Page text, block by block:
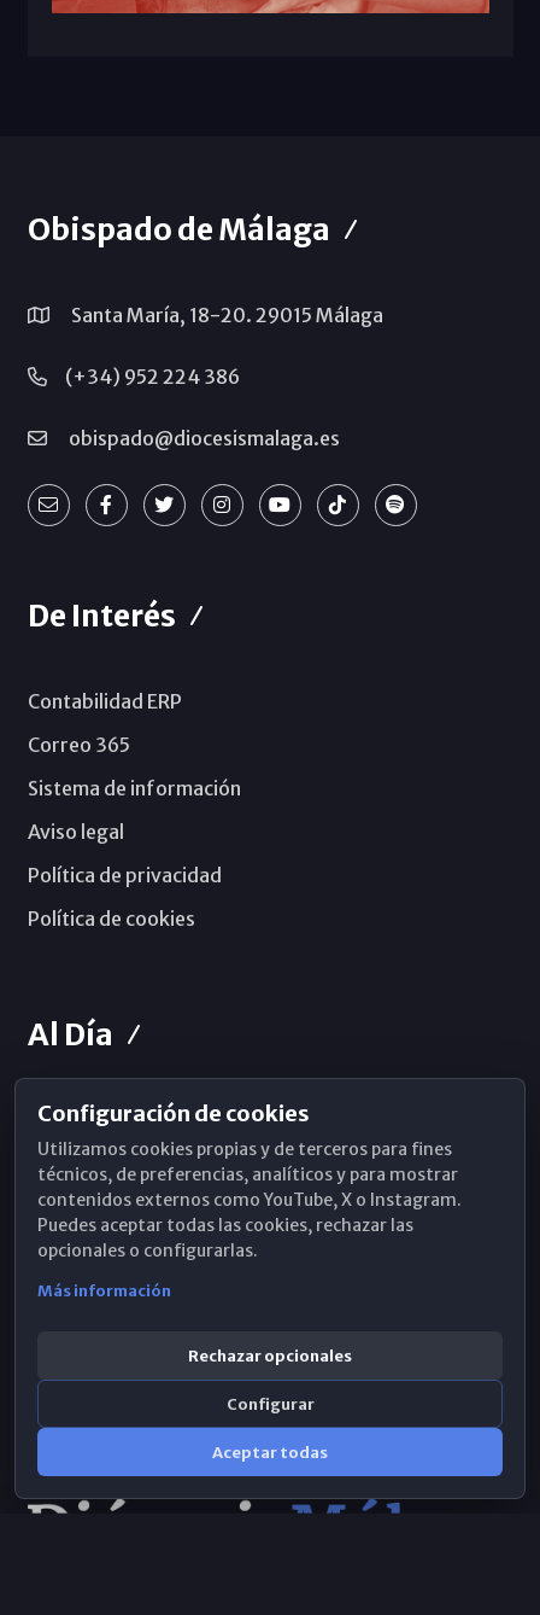
Obispado de Málaga
Santa María, 18-20. 29015 Málaga
(+34) 952 224 386
obispado@diocesismalaga.es
De Interés
Contabilidad ERP
Correo 365
Sistema de información
Aviso legal
Política de privacidad
Política de cookies
Al Día
Horarios de Misa
Hemeroteca
WhatsApp
Configuración de cookies
Utilizamos cookies propias y de terceros para fines
técnicos, de preferencias, analíticos y para mostrar
contenidos externos como YouTube, X o Instagram.
Puedes aceptar todas las cookies, rechazar las
opcionales o configurarlas.
Más información
Rechazar opcionales
Configurar
Aceptar todas